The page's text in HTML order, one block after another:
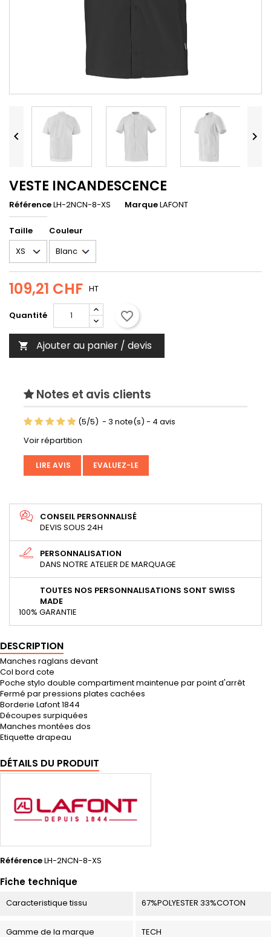
 
VESTE INCANDESCENCE
RéférenceLH-2NCN-8-XS MarqueLAFONT
Taille Couleur
109,21 CHF HT
Quantité favorite_border
 Ajouter au panier / devis
Notes et avis clients
(5/5) - 3 note(s) - 4 avis
Voir répartition
LIRE AVIS EVALUEZ-LE
CONSEIL PERSONNALISÉ
DEVIS SOUS 24H
PERSONNALISATION
DANS NOTRE ATELIER DE MARQUAGE
TOUTES NOS PERSONNALISATIONS SONT SWISS
MADE
100% GARANTIE
DESCRIPTION
Manches raglans devant
Col bord cote
Poche stylo double compartiment maintenue par point d'arrêt
Fermé par pressions plates cachées
Borderie Lafont 1844
Découpes surpiquées
Manches montées dos
Etiquette drapeau
DÉTAILS DU PRODUIT
RéférenceLH-2NCN-8-XS
Fiche technique
Caracteristique tissu 67%POLYESTER 33%COTON
Gamme de la marque TECH